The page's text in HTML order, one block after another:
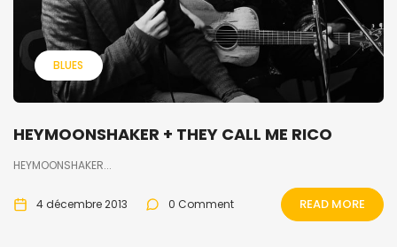
BLUES
HEYMOONSHAKER + THEY CALL ME RICO
HEYMOONSHAKER...
4 décembre 2013 0 Comment READ MORE